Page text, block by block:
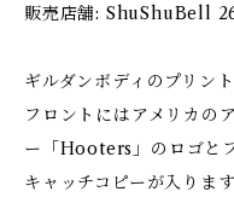
販売店舗: ShuShuBell
ギルダンボディのプリン
フロントにはアメリカの
ー「Hooters」のロゴと
キャッチコピーが入ります